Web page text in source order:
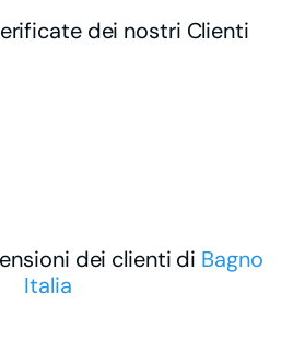
dei nostri Clienti
dei clienti di Bagno
Italia